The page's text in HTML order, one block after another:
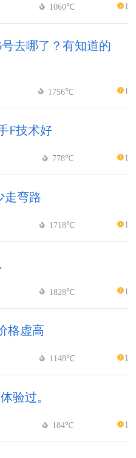
1060℃ 1
去哪了？有知道的
1756℃ 1
F技术好
778℃ 1
走弯路
1718℃ 1
1828℃ 1
格虚高
1148℃ 1
验过。
184℃ 1